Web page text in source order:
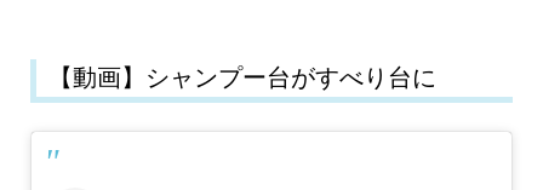
【動画】シャンプー台がすべり台に